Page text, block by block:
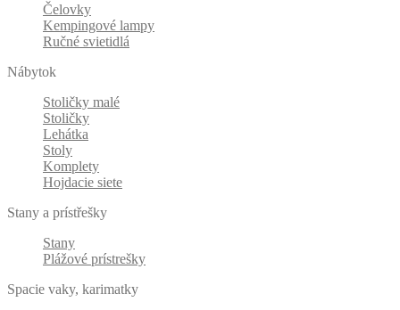
Čelovky
Kempingové lampy
Ručné svietidlá
Nábytok
Stoličky malé
Stoličky
Lehátka
Stoly
Komplety
Hojdacie siete
Stany a prístřešky
Stany
Plážové prístrešky
Spacie vaky, karimatky